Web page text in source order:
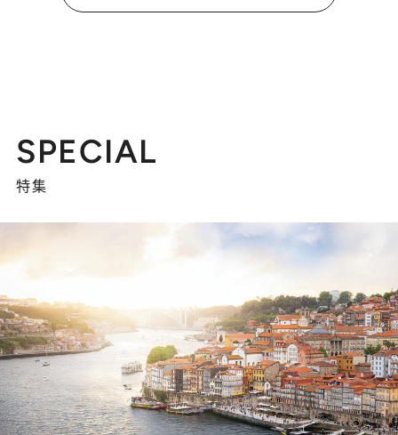
SPECIAL
特集